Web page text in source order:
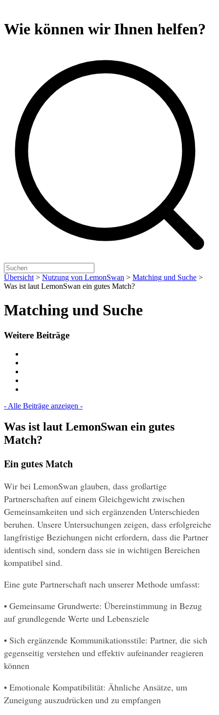
Wie können wir Ihnen helfen?
Übersicht > Nutzung von LemonSwan > Matching und Suche >
Was ist laut LemonSwan ein gutes Match?
Matching und Suche
Weitere Beiträge
- Alle Beiträge anzeigen -
Was ist laut LemonSwan ein gutes
Match?
Ein gutes Match
Wir bei LemonSwan glauben, dass großartige
Partnerschaften auf einem Gleichgewicht zwischen
Gemeinsamkeiten und sich ergänzenden Unterschieden
beruhen. Unsere Untersuchungen zeigen, dass erfolgreiche
langfristige Beziehungen nicht erfordern, dass die Partner
identisch sind, sondern dass sie in wichtigen Bereichen
kompatibel sind.
Eine gute Partnerschaft nach unserer Methode umfasst:
• Gemeinsame Grundwerte: Übereinstimmung in Bezug
auf grundlegende Werte und Lebensziele
• Sich ergänzende Kommunikationsstile: Partner, die sich
gegenseitig verstehen und effektiv aufeinander reagieren
können
• Emotionale Kompatibilität: Ähnliche Ansätze, um
Zuneigung auszudrücken und zu empfangen